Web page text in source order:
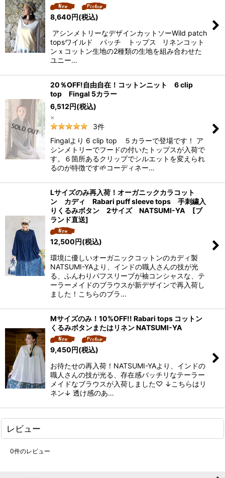
8,640円(税込)
アシンメトリーなデザインカットソーWild patch
topsワイルド パッチ トップス リネンコット
ンｘコットン生地の2種類の生地を組み合わせた
ユニー…
20％OFF!自由自在！コットンニット 6 clip
top Fingal 5カラー
6,512円(税込)
×
3件
Fingalより 6 clip top ５カラーで登場です！ ア
シンメトリーでフードの付いたトップスが入荷で
す。６箇所あるクリップでシルエットを変えられ
るのが特徴です🌱コーディネー…
Lサイズのみ再入荷！オーガニックカラコット
ン カディ Rabari puff sleeve tops 手刺繍入
りくるみボタン 2サイズ NATSUMI-YA [ブ
ランド直送]
12,500円(税込)
環境に優しいオーガニックコットンのカディ製
NATSUMI-YAより、インドの職人さんの技が光
る、ふんわりパフスリーブが袖コンシャスな、テ
ーラーメイドのブラウスが新デザインで再入荷し
ました！こちらのブラ…
Mサイズのみ！10%OFF!! Rabari tops コットン
くるみボタンまたはリネン NATSUMI-YA
9,450円(税込)
お待たせの再入荷！NATSUMI-YAより、インドの
職人さんの技が光る、存在感バッチリなテーラー
メイドなブラウスが入荷しました♡ ↓こちらはリ
ネン↓ 透け感のあ…
レビュー
0件のレビュー